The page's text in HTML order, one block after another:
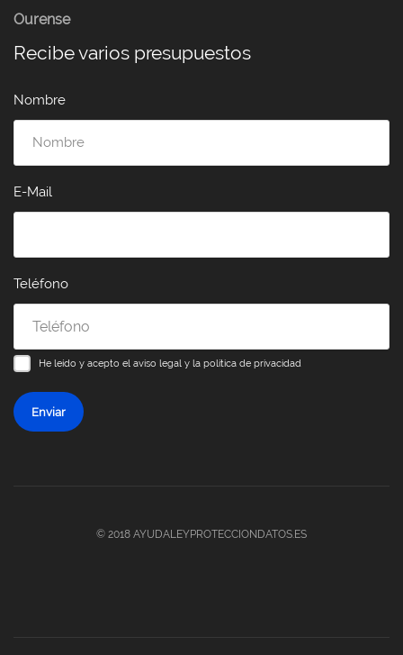
Ourense
Recibe varios presupuestos
Nombre
E-Mail
Teléfono
He leído y acepto el aviso legal y la política de privacidad
Enviar
© 2018 AYUDALEYPROTECCIONDATOS.ES